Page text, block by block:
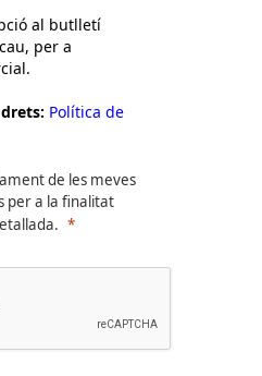
al butlletí
per a
Política de
de les meves
per a la finalitat